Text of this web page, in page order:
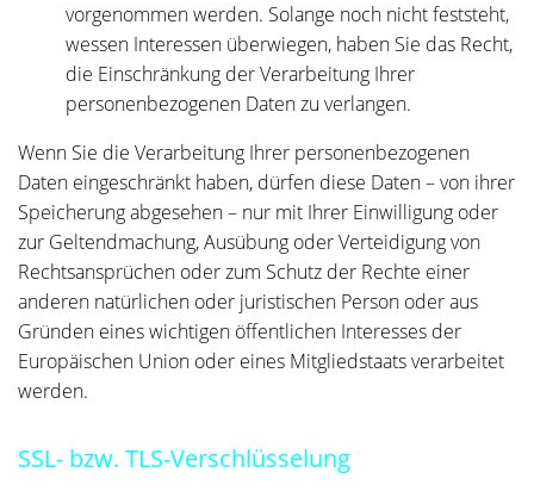
vorgenommen werden. Solange noch nicht feststeht,
wessen Interessen überwiegen, haben Sie das Recht,
die Einschränkung der Verarbeitung Ihrer
personenbezogenen Daten zu verlangen.
Wenn Sie die Verarbeitung Ihrer personenbezogenen
Daten eingeschränkt haben, dürfen diese Daten – von ihrer
Speicherung abgesehen – nur mit Ihrer Einwilligung oder
zur Geltendmachung, Ausübung oder Verteidigung von
Rechtsansprüchen oder zum Schutz der Rechte einer
anderen natürlichen oder juristischen Person oder aus
Gründen eines wichtigen öffentlichen Interesses der
Europäischen Union oder eines Mitgliedstaats verarbeitet
werden.
SSL- bzw. TLS-Verschlüsselung